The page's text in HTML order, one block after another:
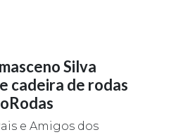
Silva
cadeira de rodas
e Amigos dos